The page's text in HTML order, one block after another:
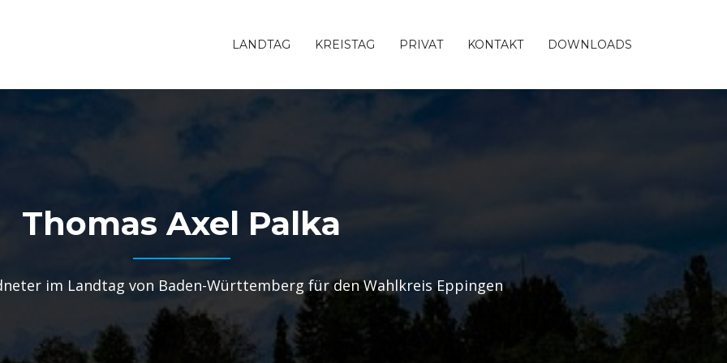
LANDTAG KREISTAG PRIVAT KONTAKT DOWNLOADS
Thomas Axel Palka
im Landtag von Baden-Württemberg für den Wahlkreis Eppingen